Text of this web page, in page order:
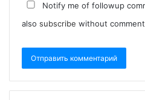
Notify me of followup
also subscribe without